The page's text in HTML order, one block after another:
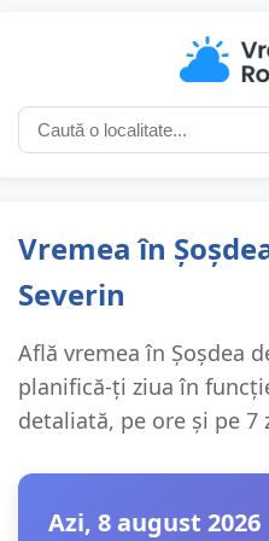
Vremea în
Severin
Află vremea în Șoșdea
planifică-ți ziua în
detaliată, pe ore și pe 7
Azi, 8 august 2026